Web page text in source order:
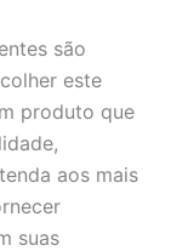
são
este
produto que
aos mais
suas